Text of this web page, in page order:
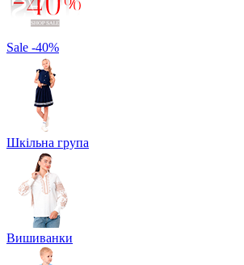
Sale -40%
Шкільна група
Вишиванки